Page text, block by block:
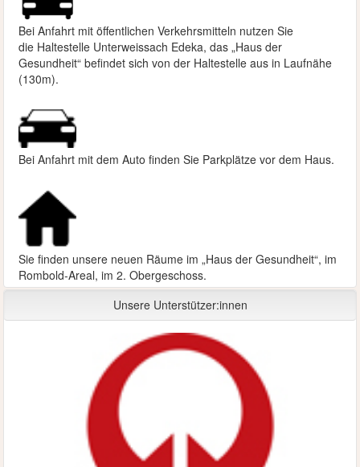
Bei Anfahrt mit öffentlichen Verkehrsmitteln nutzen Sie
die Haltestelle Unterweissach Edeka, das „Haus der
Gesundheit“ befindet sich von der Haltestelle aus in Laufnähe
(130m).
Bei Anfahrt mit dem Auto finden Sie Parkplätze vor dem Haus.
Sie finden unsere neuen Räume im „Haus der Gesundheit“, im
Rombold-Areal, im 2. Obergeschoss.
Unsere Unterstützer:innen